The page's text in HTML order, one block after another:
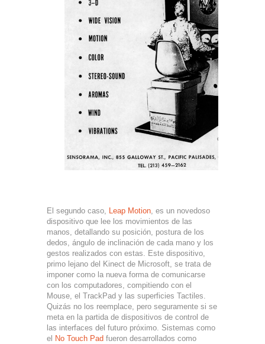
El segundo caso, Leap Motion, es un novedoso
dispositivo que lee los movimientos de las
manos, detallando su posición, postura de los
dedos, ángulo de inclinación de cada mano y los
gestos realizados con estas. Este dispositivo,
primo lejano del Kinect de Microsoft, se trata de
imponer como la nueva forma de comunicarse
con los computadores, compitiendo con el
Mouse, el TrackPad y las superficies Tactiles.
Quizás no los reemplace, pero seguramente si se
meta en la partida de dispositivos de control de
las interfaces del futuro próximo. Sistemas como
el No Touch Pad fueron desarrollados como